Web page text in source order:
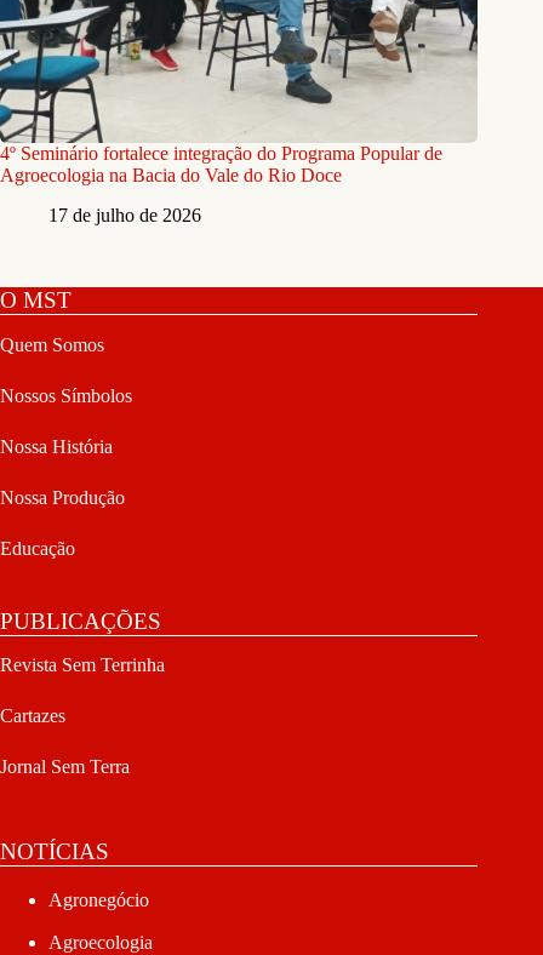
4º Seminário fortalece integração do Programa Popular de
Agroecologia na Bacia do Vale do Rio Doce
17 de julho de 2026
O MST
Quem Somos
Nossos Símbolos
Nossa História
Nossa Produção
Educação
PUBLICAÇÕES
Revista Sem Terrinha
Cartazes
Jornal Sem Terra
NOTÍCIAS
Agronegócio
Agroecologia